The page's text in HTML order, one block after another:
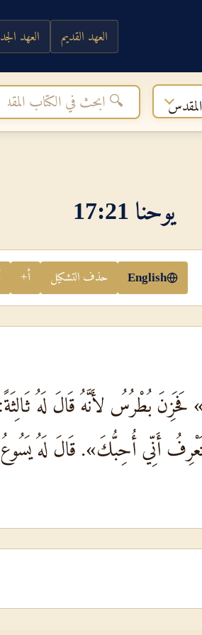
العهد القديم العهد
يوحنا 21‏:‏17
English حذف التشكيل أ+
فَحَزِنَ بُطْرُسُ لأَنَّهُ قَالَ لَهُ
أَنِّي أُحِبُّكَ». قَالَ لَهُ